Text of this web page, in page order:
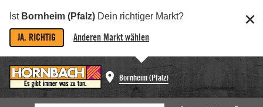
Ist Bornheim (Pfalz) Dein richtiger Markt?
JA, RICHTIG Anderen Markt wählen
Bornheim (Pfalz)